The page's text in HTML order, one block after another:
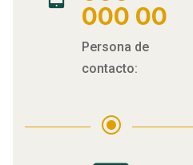
000 00
Persona de
contacto:
\